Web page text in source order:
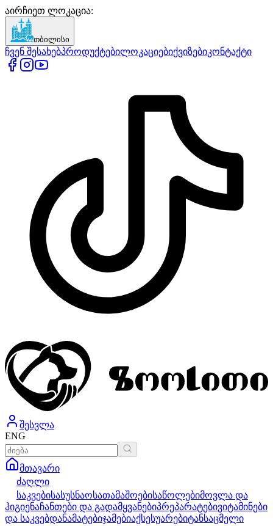
აირჩიეთ ლოკაცია:
თბილისი
ჩვენ შესახებპროდუქტებილოკაციებიქვიზებიკონტაქტი
შესვლა
ENG
მთავარი
ძაღლი
საკვებისასუსნაოსათამაშოებისაწოლებიმოვლა და
ჰიგიენაჩანთები და გადამყვანებიპრეპარატებივიტამინები
და საკვებდანამატებიჯამებიაქსესუარებიტანსაცმელი